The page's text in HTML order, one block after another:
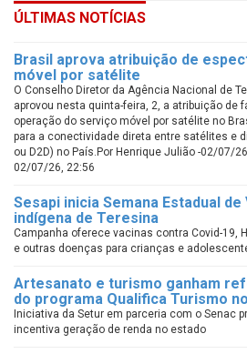
ÚLTIMAS NOTÍCIAS
Brasil aprova atribuição de
móvel por satélite
O Conselho Diretor da Agência Nacional de
aprovou nesta quinta-feira, 2, a atribuição de
operação do serviço móvel por satélite no
para a conectividade direta entre satélites e
ou D2D) no País.Por Henrique Julião -02/07/
02/07/26, 22:56
Sesapi inicia Semana Estadual
indígena de Teresina
Campanha oferece vacinas contra Covid-19,
e outras doenças para crianças e
Artesanato e turismo ganham
do programa Qualifica Turismo
Iniciativa da Setur em parceria com o Senac
incentiva geração de renda no estado